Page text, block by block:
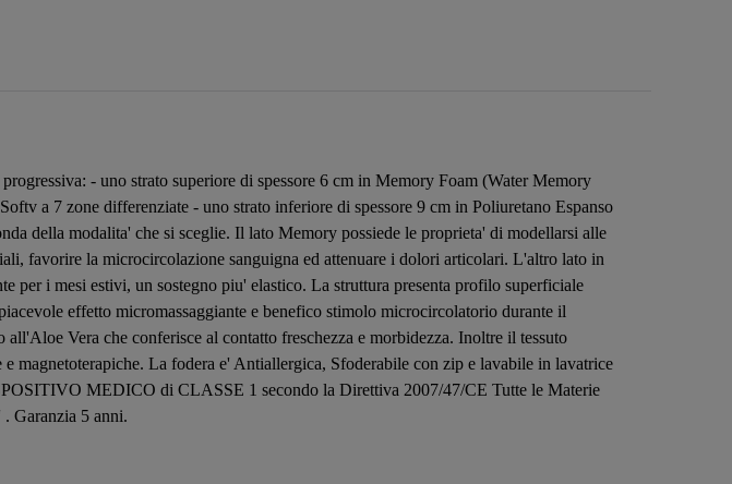
- uno strato superiore di spessore 6 cm in Memory Foam (Water Memory
a 7 zone differenziate - uno strato inferiore di spessore 9 cm in Poliuretano Espanso
della modalita' che si sceglie. Il lato Memory possiede le proprieta' di modellarsi alle
favorire la microcircolazione sanguigna ed attenuare i dolori articolari. L'altro lato in
per i mesi estivi, un sostegno piu' elastico. La struttura presenta profilo superficiale
effetto micromassaggiante e benefico stimolo microcircolatorio durante il
Vera che conferisce al contatto freschezza e morbidezza. Inoltre il tessuto
magnetoterapiche. La fodera e' Antiallergica, Sfoderabile con zip e lavabile in lavatrice
MEDICO di CLASSE 1 secondo la Direttiva 2007/47/CE Tutte le Materie
Garanzia 5 anni.